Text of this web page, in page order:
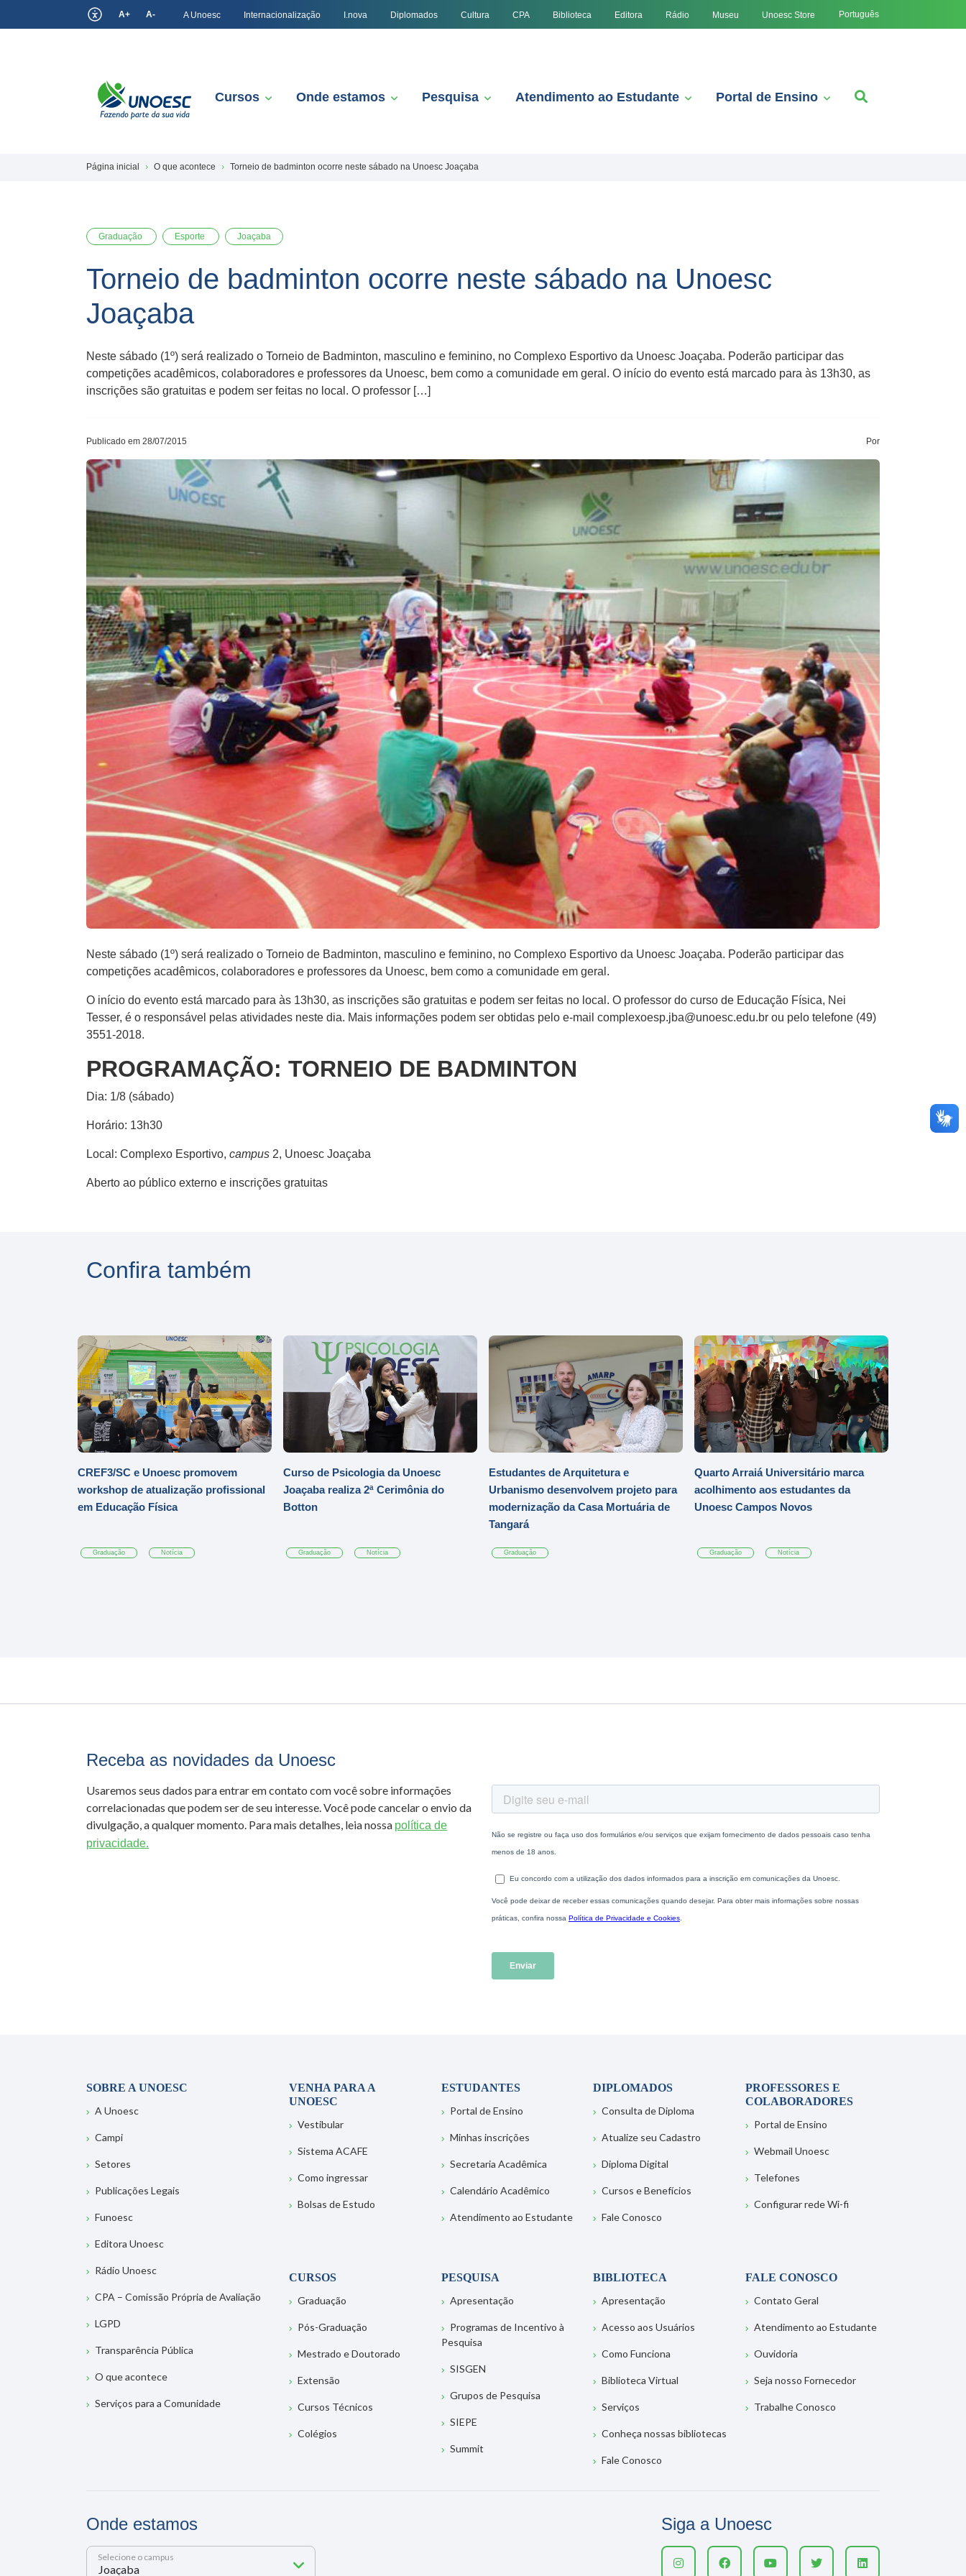
A+ A- A Unoesc Internacionalização I.nova Diplomados Cultura CPA Biblioteca Editora Rádio Museu Unoesc Store Português
Cursos Onde estamos Pesquisa Atendimento ao Estudante Portal de Ensino
Página inicial O que acontece Torneio de badminton ocorre neste sábado na Unoesc Joaçaba
Graduação Esporte Joaçaba
Torneio de badminton ocorre neste sábado na Unoesc
Joaçaba
Neste sábado (1º) será realizado o Torneio de Badminton, masculino e feminino, no Complexo Esportivo da Unoesc Joaçaba. Poderão participar das
competições acadêmicos, colaboradores e professores da Unoesc, bem como a comunidade em geral. O início do evento está marcado para às 13h30, as
inscrições são gratuitas e podem ser feitas no local. O professor […]
Publicado em 28/07/2015 Por
Neste sábado (1º) será realizado o Torneio de Badminton, masculino e feminino, no Complexo Esportivo da Unoesc Joaçaba. Poderão participar das
competições acadêmicos, colaboradores e professores da Unoesc, bem como a comunidade em geral.
O início do evento está marcado para às 13h30, as inscrições são gratuitas e podem ser feitas no local. O professor do curso de Educação Física, Nei
Tesser, é o responsável pelas atividades neste dia. Mais informações podem ser obtidas pelo e-mail complexoesp.jba@unoesc.edu.br ou pelo telefone (49)
3551-2018.
PROGRAMAÇÃO: TORNEIO DE BADMINTON
Dia: 1/8 (sábado)
Horário: 13h30
Local: Complexo Esportivo, campus 2, Unoesc Joaçaba
Aberto ao público externo e inscrições gratuitas
Confira também
CREF3/SC e Unoesc promovem
workshop de atualização profissional
em Educação Física
Graduação Notícia
Curso de Psicologia da Unoesc
Joaçaba realiza 2ª Cerimônia do
Botton
Graduação Notícia
Estudantes de Arquitetura e
Urbanismo desenvolvem projeto para
modernização da Casa Mortuária de
Tangará
Graduação
Quarto Arraiá Universitário marca
acolhimento aos estudantes da
Unoesc Campos Novos
Graduação Notícia
Receba as novidades da Unoesc
Usaremos seus dados para entrar em contato com você sobre informações
correlacionadas que podem ser de seu interesse. Você pode cancelar o envio da
divulgação, a qualquer momento. Para mais detalhes, leia nossa política de
privacidade.
SOBRE A UNOESC
A Unoesc
Campi
Setores
Publicações Legais
Funoesc
Editora Unoesc
Rádio Unoesc
CPA – Comissão Própria de Avaliação
LGPD
Transparência Pública
O que acontece
Serviços para a Comunidade
VENHA PARA A
UNOESC
Vestibular
Sistema ACAFE
Como ingressar
Bolsas de Estudo
ESTUDANTES
Portal de Ensino
Minhas inscrições
Secretaria Acadêmica
Calendário Acadêmico
Atendimento ao Estudante
DIPLOMADOS
Consulta de Diploma
Atualize seu Cadastro
Diploma Digital
Cursos e Benefícios
Fale Conosco
PROFESSORES E
COLABORADORES
Portal de Ensino
Webmail Unoesc
Telefones
Configurar rede Wi-fi
CURSOS
Graduação
Pós-Graduação
Mestrado e Doutorado
Extensão
Cursos Técnicos
Colégios
PESQUISA
Apresentação
Programas de Incentivo à
Pesquisa
SISGEN
Grupos de Pesquisa
SIEPE
Summit
BIBLIOTECA
Apresentação
Acesso aos Usuários
Como Funciona
Biblioteca Virtual
Serviços
Conheça nossas bibliotecas
Fale Conosco
FALE CONOSCO
Contato Geral
Atendimento ao Estudante
Ouvidoria
Seja nosso Fornecedor
Trabalhe Conosco
Onde estamos
Selecione o campus
Siga a Unoesc